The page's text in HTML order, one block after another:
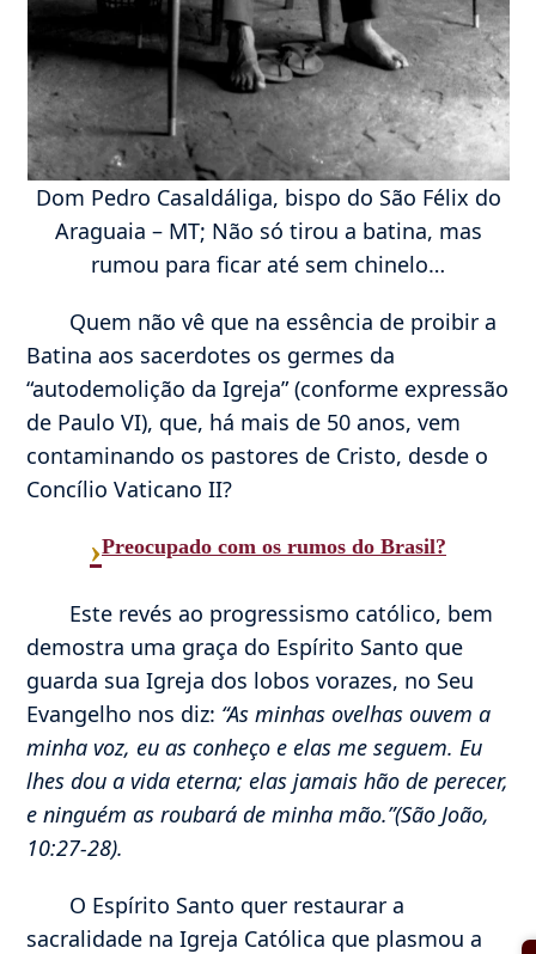
Dom Pedro Casaldáliga, bispo do São Félix do
Araguaia – MT; Não só tirou a batina, mas
rumou para ficar até sem chinelo…
Quem não vê que na essência de proibir a
Batina aos sacerdotes os germes da
“autodemolição da Igreja” (conforme expressão
de Paulo VI), que, há mais de 50 anos, vem
contaminando os pastores de Cristo, desde o
Concílio Vaticano II?
›Preocupado com os rumos do Brasil?
Este revés ao progressismo católico, bem
demostra uma graça do Espírito Santo que
guarda sua Igreja dos lobos vorazes, no Seu
Evangelho nos diz: “As minhas ovelhas ouvem a
minha voz, eu as conheço e elas me seguem. Eu
lhes dou a vida eterna; elas jamais hão de perecer,
e ninguém as roubará de minha mão.”(São João,
10:27-28).
O Espírito Santo quer restaurar a
sacralidade na Igreja Católica que plasmou a